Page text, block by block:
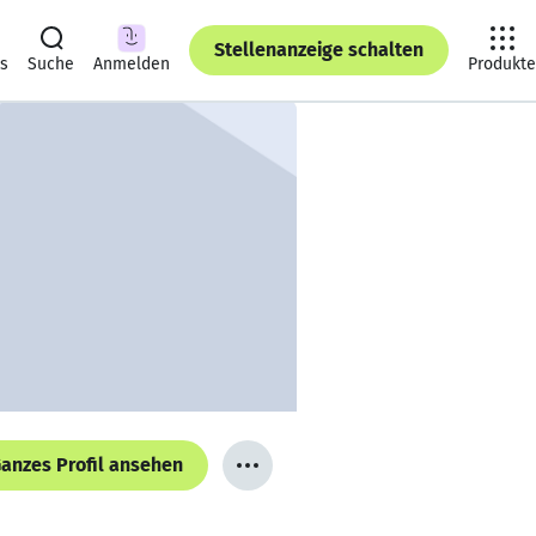
Suche Anmelden
Stellenanzeige schalten
Produkte
Profil ansehen